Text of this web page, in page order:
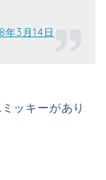
年3月14日
ッキーがあり